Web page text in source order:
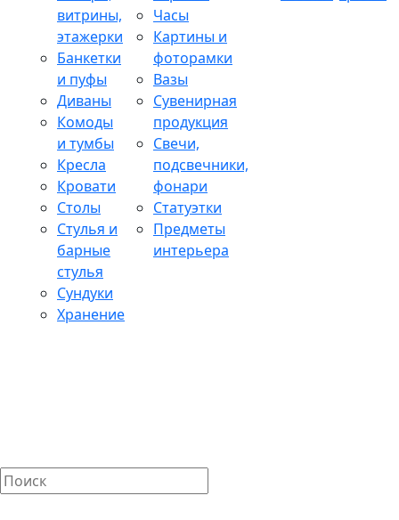
витрины,
этажерки
Банкетки
и пуфы
Диваны
Комоды
и тумбы
Кресла
Кровати
Столы
Стулья и
барные
стулья
Сундуки
Хранение
Часы
Картины и
фоторамки
Вазы
Сувенирная
продукция
Свечи,
подсвечники,
фонари
Статуэтки
Предметы
интерьера